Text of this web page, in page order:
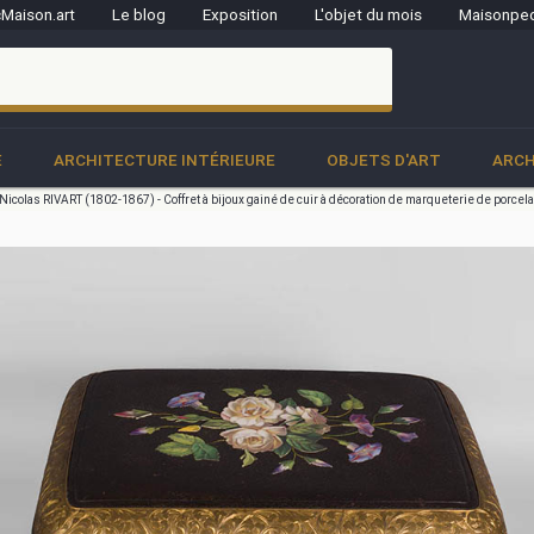
Le blog Exposition L'objet du mois
ARCHITECTURE INTÉRIEURE OBJETS D'ART
RIVART (1802-1867) - Coffret à bijoux gainé de cuir à décoration de marqueterie de